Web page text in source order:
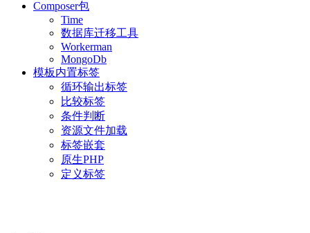
Composer包
Time
数据库迁移工具
Workerman
MongoDb
模板内置标签
循环输出标签
比较标签
条件判断
资源文件加载
标签嵌套
原生PHP
定义标签